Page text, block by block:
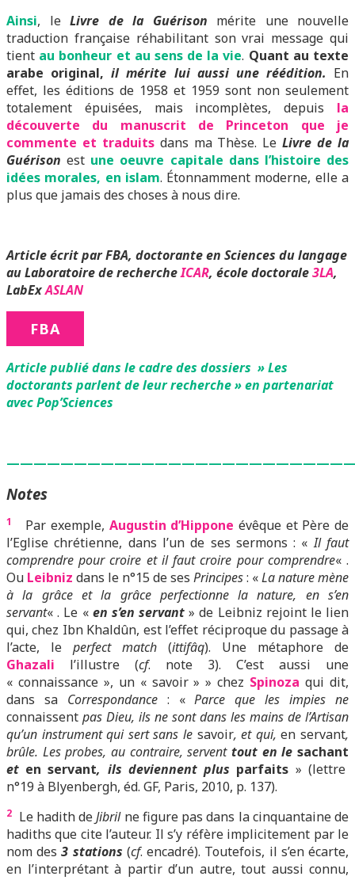
Ainsi, le Livre de la Guérison mérite une nouvelle
traduction française réhabilitant son vrai message qui
tient au bonheur et au sens de la vie. Quant au texte
arabe original,il mérite lui aussi une réédition. En
effet, les éditions de 1958 et 1959 sont non seulement
totalement épuisées, mais incomplètes, depuis la
découverte du manuscrit de Princeton que je
commente et traduitsdans ma Thèse. LeLivre de la
Guérison est une oeuvre capitale dans l’histoire des
idées morales, en islam. Étonnamment moderne, elle a
plus que jamais des choses à nous dire.
Article écrit par FBA, doctorante en Sciences du langage
au Laboratoire de rechercheICAR, école doctorale3LA,
LabExASLAN
FBA
Article publié dans le cadre des dossiers » Les
doctorants parlent de leur recherche » en partenariat
avec Pop’Sciences
Notes
1 Par exemple, Augustin d’Hippone évêque et Père de
l’Eglise chrétienne, dans l’un de ses sermons : «Il faut
comprendre pour croire et il faut croire pour comprendre« .
Ou Leibniz dans le n°15 de ses Principes: «La nature mène
à la grâce et la grâce perfectionne la nature, en s’en
servant« . Le « en s’en servant » de Leibniz rejoint le lien
qui, chez Ibn Khaldûn, est l’effet réciproque du passage à
l’acte, le perfect match (ittifâq). Une métaphore de
Ghazali l’illustre (cf. note 3). C’est aussi une
« connaissance », un « savoir » » chez Spinoza qui dit,
dans sa Correspondance: «Parce que les impies ne
connaissent pas Dieu, ils ne sont dans les mains de l’Artisan
qu’un instrument qui sert sans le savoir, et qui,en servant,
brûle. Les probes, au contraire, serventtout en lesachant
et en servant, ils deviennent plus parfaits » (lettre
n°19 à Blyenbergh, éd. GF, Paris, 2010, p. 137).
2 Le hadith deJibrilne figure pas dans la cinquantaine de
hadiths que cite l’auteur. Il s’y réfère implicitement par le
nom des3 stations (cf. encadré). Toutefois, il s’en écarte,
en l’interprétant à partir d’un autre, tout aussi connu,